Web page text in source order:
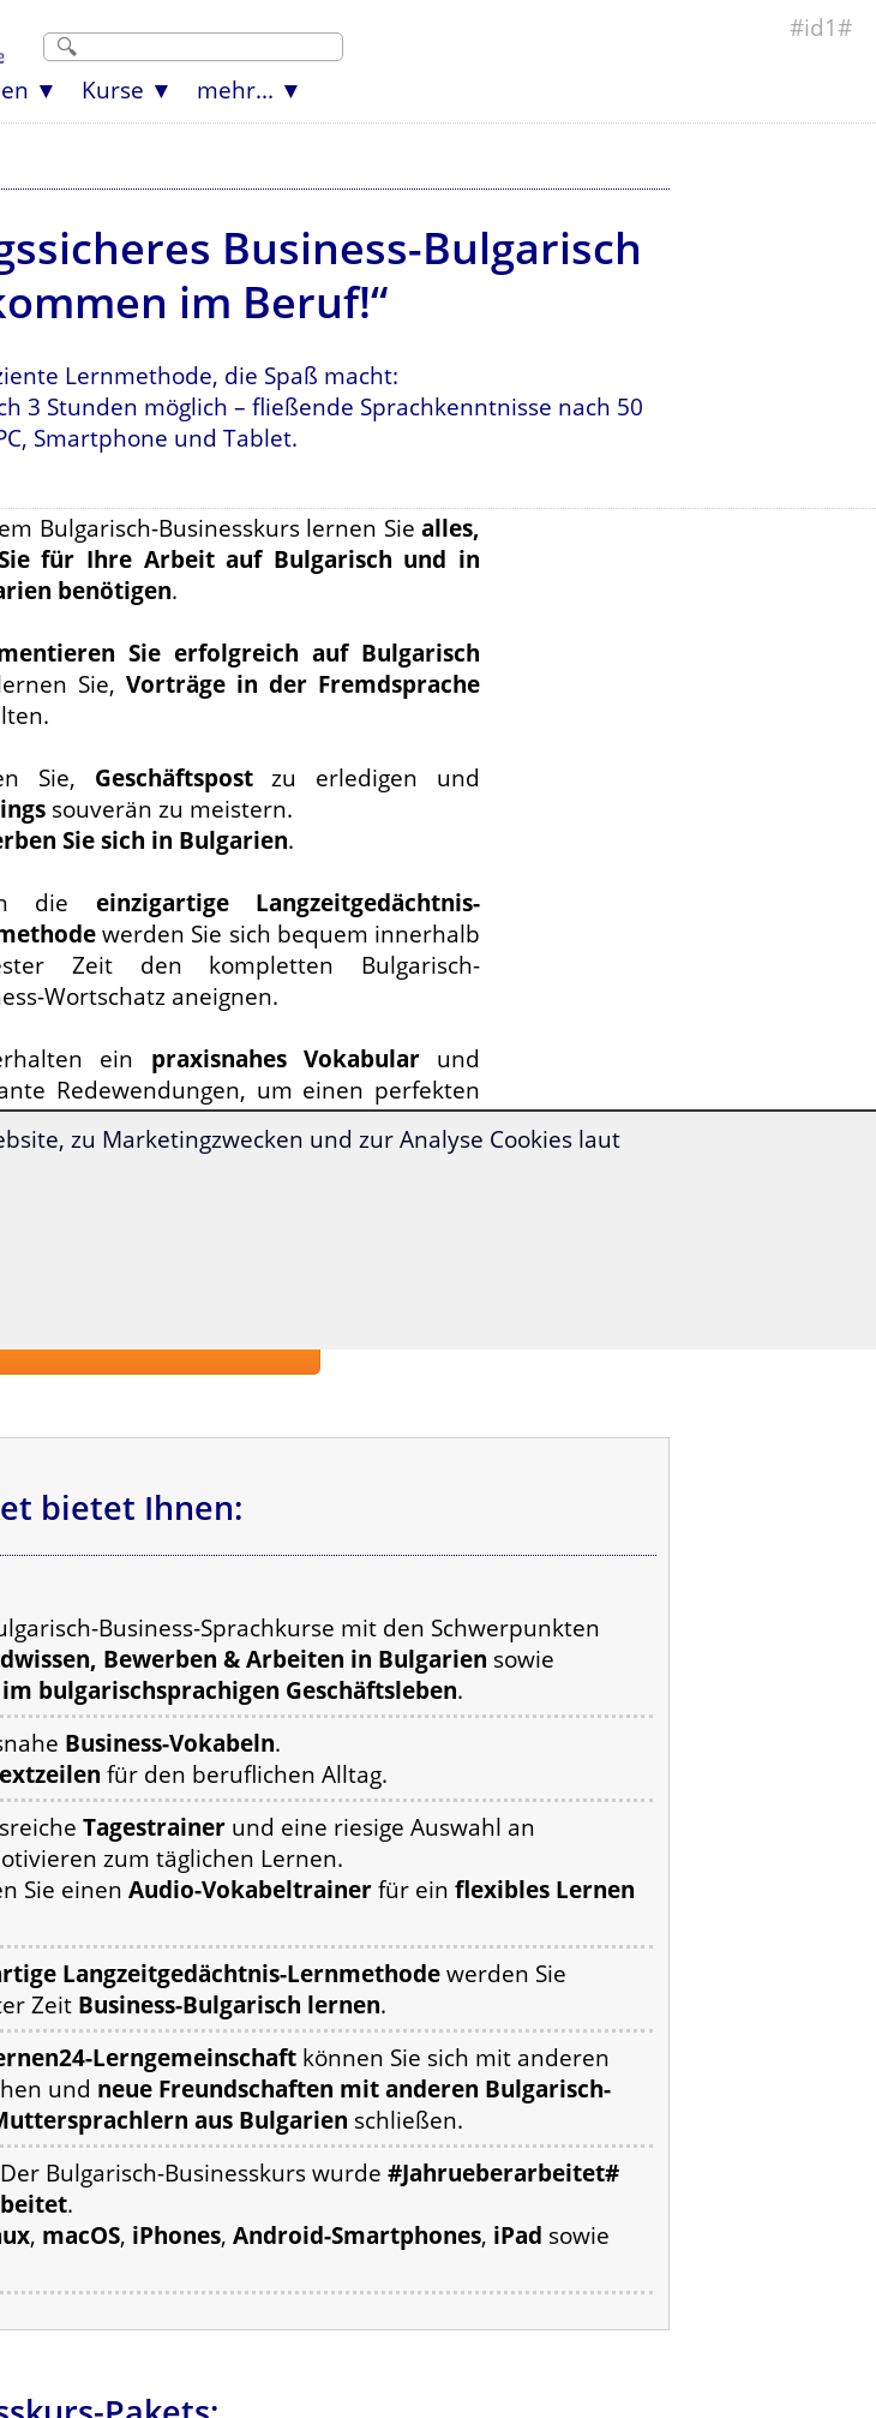
Kurse mehr...
#id1#
Business-Bulgarisch
im Beruf!“
Lernmethode, die Spaß macht:
3 Stunden möglich – fließende Sprachkenntnisse nach 50
Smartphone und Tablet.
Bulgarisch-Businesskurs lernen Sie alles,
für Ihre Arbeit auf Bulgarisch und in
benötigen.
Sie erfolgreich auf Bulgarisch
Sie, Vorträge in der Fremdsprache
Sie, Geschäftspostzu erledigen und
souverän zu meistern.
Sie sich in Bulgarien.
die einzigartige Langzeitgedächtnis-
werden Sie sich bequem innerhalb
Zeit den kompletten Bulgarisch-
Wortschatz aneignen.
ein praxisnahes Vokabularund
Redewendungen, um einen perfekten
zu hinterlassen.
bietet Ihnen:
Business-Sprachkurse mit den Schwerpunkten
Bewerben & Arbeiten in Bulgarien sowie
bulgarischsprachigen Geschäftsleben.
Business-Vokabeln.
für den beruflichen Alltag.
Tagestrainer und eine riesige Auswahl an
zum täglichen Lernen.
Sie einen Audio-Vokabeltrainer für ein flexibles Lernen
Langzeitgedächtnis-Lernmethode werden Sie
Zeit Business-Bulgarisch lernen.
Lerngemeinschaft können Sie sich mit anderen
und neue Freundschaften mit anderen Bulgarisch-
aus Bulgarien schließen.
Bulgarisch-Businesskurs wurde #Jahrueberarbeitet#
.
, macOS, iPhones, Android-Smartphones, iPad sowie
zu Marketingzwecken und zur Analyse Cookies laut